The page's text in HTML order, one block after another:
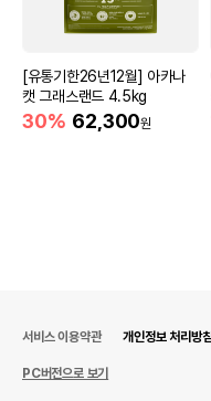
[유통기한26년12월] 아카나
캣 그래스랜드 4.5kg
30% 62,300원
서비스 이용약관 개인정보 처리방
PC버전으로 보기